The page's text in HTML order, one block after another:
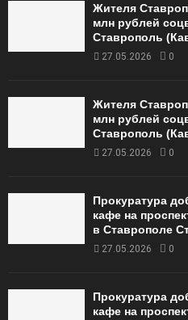
Жителя
млн рублей
Ставрополь
27.05.2026 0
Жителя
млн рублей
Ставрополь
27.05.2026 0
Прокуратура
кафе на
в Ставрополе
27.05.2026 0
Прокуратура
кафе на